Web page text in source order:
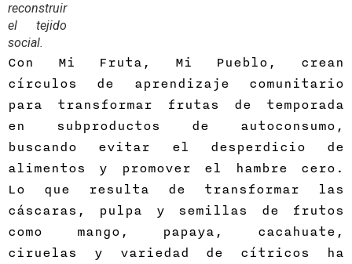
reconstruir
el tejido
social.
Con Mi Fruta, Mi Pueblo, crean
círculos de aprendizaje comunitario
para transformar frutas de temporada
en subproductos de autoconsumo,
buscando evitar el desperdicio de
alimentos y promover el hambre cero.
Lo que resulta de transformar las
cáscaras, pulpa y semillas de frutos
como mango, papaya, cacahuate,
ciruelas y variedad de cítricos ha